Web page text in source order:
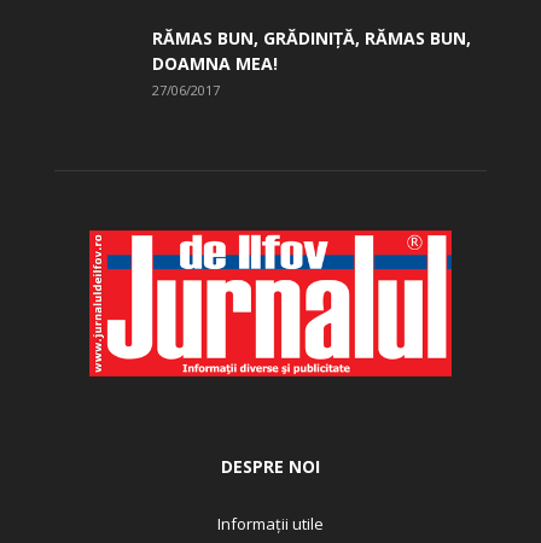
RĂMAS BUN, GRĂDINIŢĂ, ­RĂMAS BUN,
DOAMNA MEA!
27/06/2017
DESPRE NOI
Informații utile